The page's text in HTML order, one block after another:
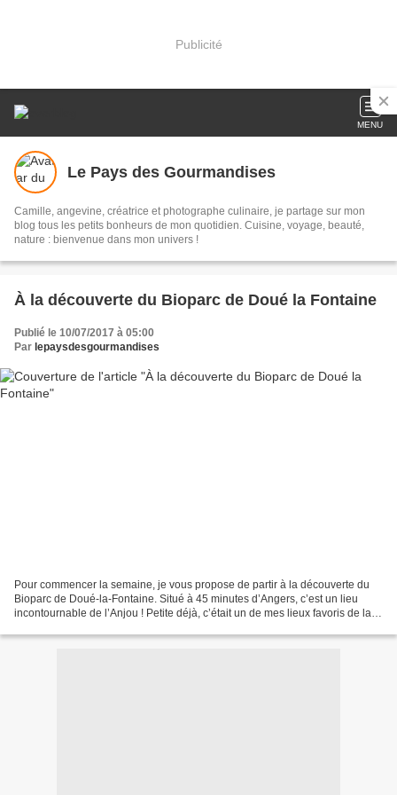
Publicité
MENU
Le Pays des Gourmandises
Camille, angevine, créatrice et photographe culinaire, je partage sur mon
blog tous les petits bonheurs de mon quotidien. Cuisine, voyage, beauté,
nature : bienvenue dans mon univers !
À la découverte du Bioparc de Doué la Fontaine
Publié le 10/07/2017 à 05:00
Par lepaysdesgourmandises
Pour commencer la semaine, je vous propose de partir à la découverte du
Bioparc de Doué-la-Fontaine. Situé à 45 minutes d’Angers, c’est un lieu
incontournable de l’Anjou ! Petite déjà, c’était un de mes lieux favoris de la